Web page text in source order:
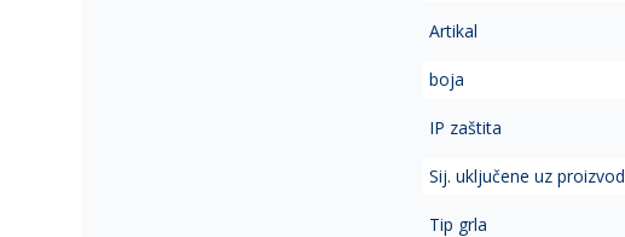
Artikal
boja
IP zaštita
Sij. uključene uz proizvod
Tip grla